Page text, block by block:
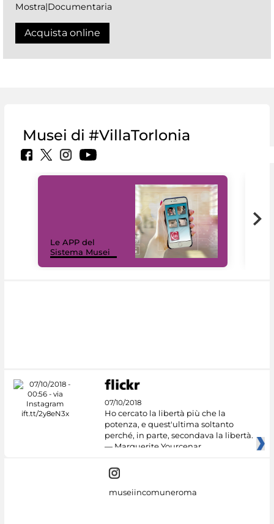
Mostra|Documentaria
Acquista online
Musei di #VillaTorlonia
Le APP del
Sistema Musei
07/10/2018
Ho cercato la libertà più che la
potenza, e quest'ultima soltanto
perché, in parte, secondava la libertà.
— Marguerite Yourcenar
museiincomuneroma